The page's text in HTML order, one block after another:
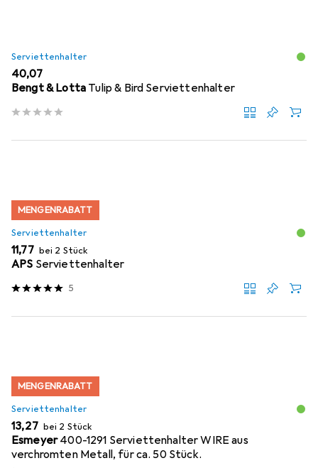
Serviettenhalter
EUR
40,07
Bengt & Lotta Tulip & Bird Serviettenhalter
MENGENRABATT
Serviettenhalter
EUR
11,77 bei 2 Stück
APS Serviettenhalter
5
MENGENRABATT
Serviettenhalter
EUR
13,27 bei 2 Stück
Esmeyer400-1291 Serviettenhalter WIRE aus
verchromten Metall, für ca. 50 Stück.